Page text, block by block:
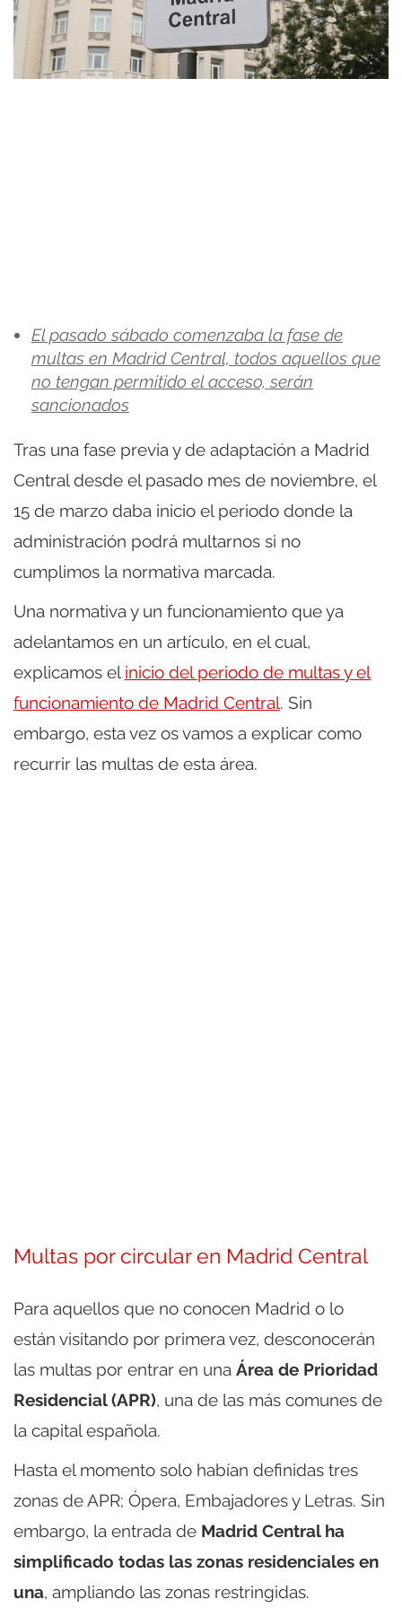
El pasado sábado comenzaba la fase de
multas en Madrid Central, todos aquellos que
no tengan permitido el acceso, serán
sancionados
Tras una fase previa y de adaptación a Madrid
Central desde el pasado mes de noviembre, el
15 de marzo daba inicio el periodo donde la
administración podrá multarnos si no
cumplimos la normativa marcada.
Una normativa y un funcionamiento que ya
adelantamos en un artículo, en el cual,
explicamos el inicio del periodo de multas y el
funcionamiento de Madrid Central. Sin
embargo, esta vez os vamos a explicar como
recurrir las multas de esta área.
Multas por circular en Madrid Central
Para aquellos que no conocen Madrid o lo
están visitando por primera vez, desconocerán
las multas por entrar en una Área de Prioridad
Residencial (APR), una de las más comunes de
la capital española.
Hasta el momento solo habían definidas tres
zonas de APR; Ópera, Embajadores y Letras. Sin
embargo, la entrada de Madrid Central ha
simplificado todas las zonas residenciales en
una, ampliando las zonas restringidas.